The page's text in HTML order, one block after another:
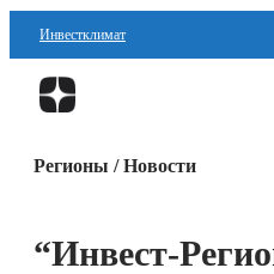
Инвестклимат
Финансы
Регионы / Новости
“Инвест-